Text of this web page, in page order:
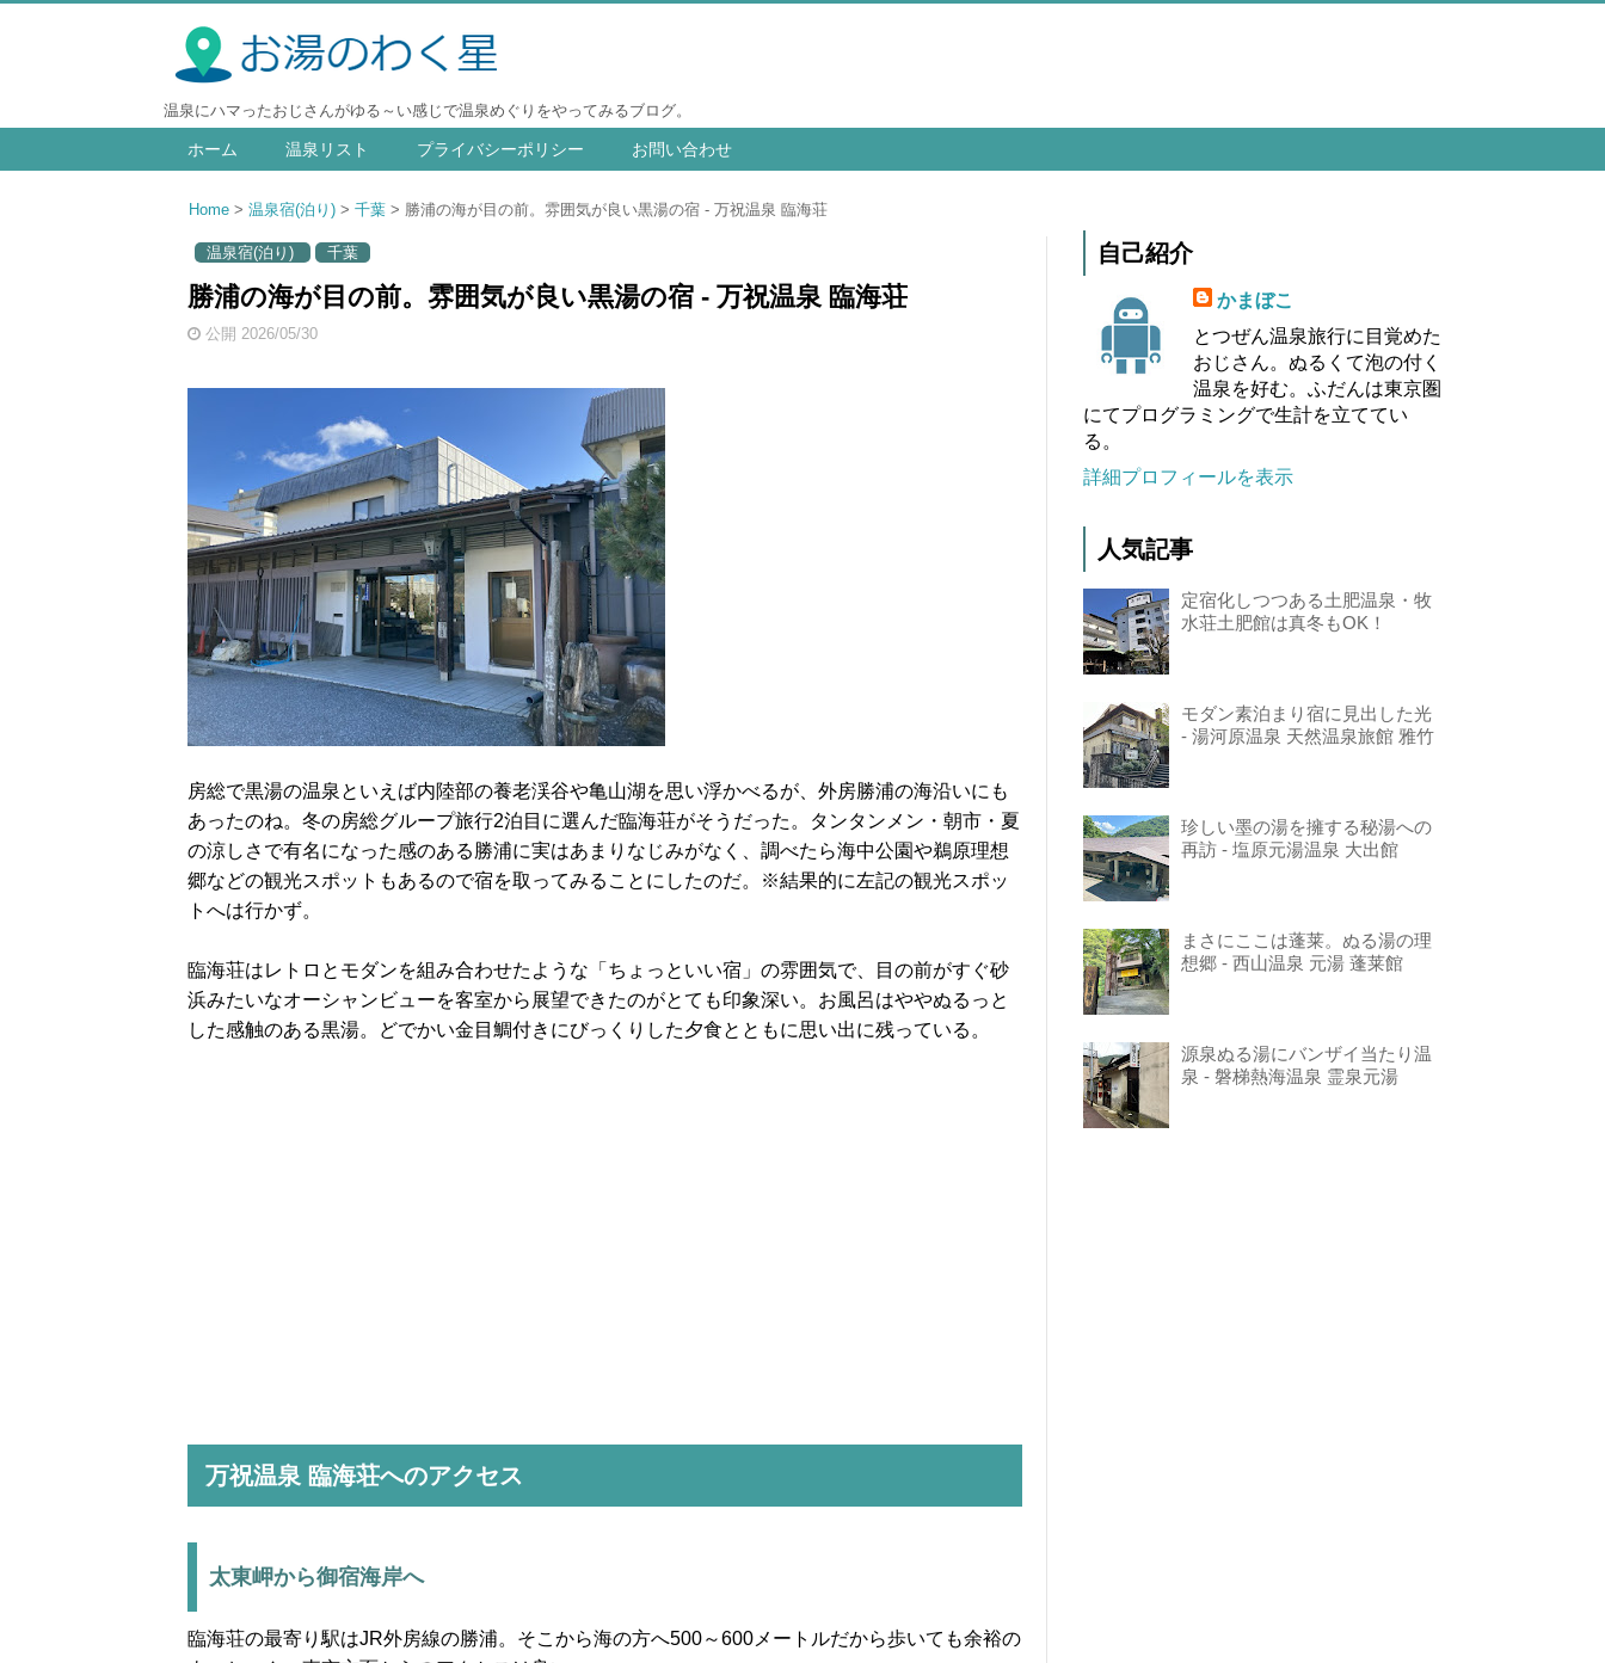
温泉にハマったおじさんがゆる～い感じで温泉めぐりをやってみるブログ。
ホーム 温泉リスト プライバシーポリシー お問い合わせ
Home 温泉宿(泊り) 千葉 勝浦の海が目の前。雰囲気が良い黒湯の宿 - 万祝温泉 臨海荘
温泉宿(泊り) 千葉
勝浦の海が目の前。雰囲気が良い黒湯の宿 - 万祝温泉 臨海荘
公開 2026/05/30
房総で黒湯の温泉といえば内陸部の養老渓谷や亀山湖を思い浮かべるが、外房勝浦の海沿いにも
あったのね。冬の房総グループ旅行2泊目に選んだ臨海荘がそうだった。タンタンメン・朝市・夏
の涼しさで有名になった感のある勝浦に実はあまりなじみがなく、調べたら海中公園や鵜原理想
郷などの観光スポットもあるので宿を取ってみることにしたのだ。※結果的に左記の観光スポッ
トへは行かず。
臨海荘はレトロとモダンを組み合わせたような「ちょっといい宿」の雰囲気で、目の前がすぐ砂
浜みたいなオーシャンビューを客室から展望できたのがとても印象深い。お風呂はややぬるっと
した感触のある黒湯。どでかい金目鯛付きにびっくりした夕食とともに思い出に残っている。
万祝温泉 臨海荘へのアクセス
太東岬から御宿海岸へ
臨海荘の最寄り駅はJR外房線の勝浦。そこから海の方へ500～600メートルだから歩いても余裕の
自己紹介
かまぼこ
とつぜん温泉旅行に目覚めた
おじさん。ぬるくて泡の付く
温泉を好む。ふだんは東京圏
にてプログラミングで生計を立ててい
る。
詳細プロフィールを表示
人気記事
定宿化しつつある土肥温泉・牧
水荘土肥館は真冬もOK！
モダン素泊まり宿に見出した光
- 湯河原温泉 天然温泉旅館 雅竹
珍しい墨の湯を擁する秘湯への
再訪 - 塩原元湯温泉 大出館
まさにここは蓬莱。ぬる湯の理
想郷 - 西山温泉 元湯 蓬莱館
源泉ぬる湯にバンザイ当たり温
泉 - 磐梯熱海温泉 霊泉元湯